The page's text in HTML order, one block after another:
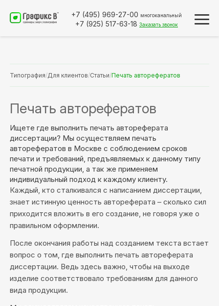
+7 (495) 969-27-00 многоканальный
+7 (925) 517-63-18 Заказать звонок
Типография/Для клиентов/Статьи/Печать авторефератов
Печать авторефератов
Ищете где выполнить печать автореферата
диссертации? Мы осуществляем печать
авторефератов в Москве с соблюдением сроков
печати и требований, предъявляемых к данному типу
печатной продукции, а так же применяем
индивидуальный подход к каждому клиенту.
Каждый, кто сталкивался с написанием диссертации,
знает истинную ценность автореферата – сколько сил
приходится вложить в его создание, не говоря уже о
правильном оформлении.
После окончания работы над созданием текста встает
вопрос о том, где выполнить печать автореферата
диссертации. Ведь здесь важно, чтобы на выходе
изделие соответствовало требованиям для данного
вида продукции.